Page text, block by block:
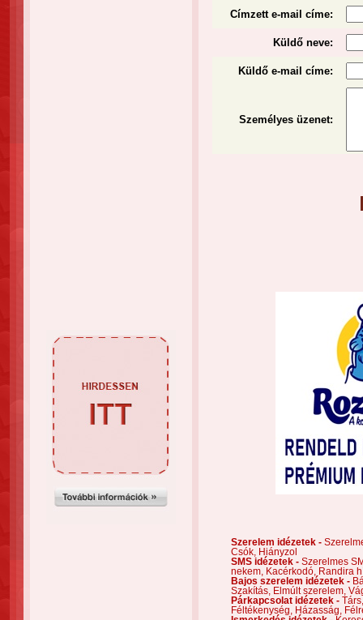
Címzett e-mail címe:
Küldő neve:
Küldő e-mail címe:
Személyes üzenet:
Szerelem idézetek -
Csók,
Hiányzol
SMS idézetek - Szerelmes
nekem,
Kacérkodó,
Randira
Bajos szerelem idézetek -
Szakítás,
Elmúlt szerelem,
Párkapcsolat idézetek -
Féltékenység,
Házasság,